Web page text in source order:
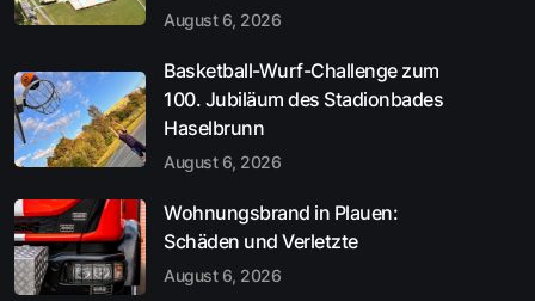
August 6, 2026
Basketball-Wurf-Challenge zum
100. Jubiläum des Stadionbades
Haselbrunn
August 6, 2026
Wohnungsbrand in Plauen:
Schäden und Verletzte
August 6, 2026